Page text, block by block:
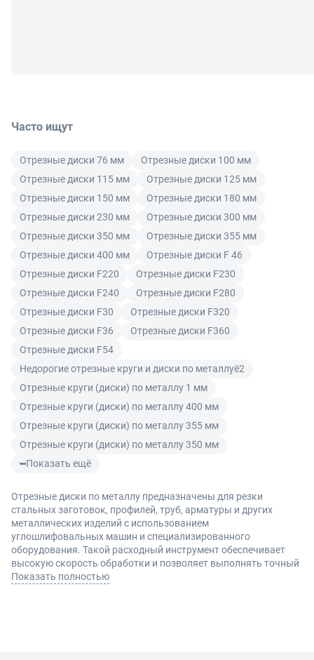
Часто ищут
Отрезные диски 76 мм
Отрезные диски 100 мм
Отрезные диски 115 мм
Отрезные диски 125 мм
Отрезные диски 150 мм
Отрезные диски 180 мм
Отрезные диски 230 мм
Отрезные диски 300 мм
Отрезные диски 350 мм
Отрезные диски 355 мм
Отрезные диски 400 мм
Отрезные диски F 46
Отрезные диски F220
Отрезные диски F230
Отрезные диски F240
Отрезные диски F280
Отрезные диски F30
Отрезные диски F320
Отрезные диски F36
Отрезные диски F360
Отрезные диски F54
Недорогие отрезные круги и диски по металлуё2
Отрезные круги (диски) по металлу 1 мм
Отрезные круги (диски) по металлу 400 мм
Отрезные круги (диски) по металлу 355 мм
Отрезные круги (диски) по металлу 350 мм
Показать ещё
Отрезные диски по металлу предназначены для резки
стальных заготовок, профилей, труб, арматуры и других
металлических изделий с использованием
углошлифовальных машин и специализированного
оборудования. Такой расходный инструмент обеспечивает
высокую скорость обработки и позволяет выполнять точный
рез как в профессиональной сфере, так и в бытовых условиях.
Показать полностью